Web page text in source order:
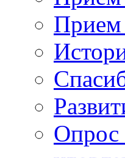
Прием
Опрос